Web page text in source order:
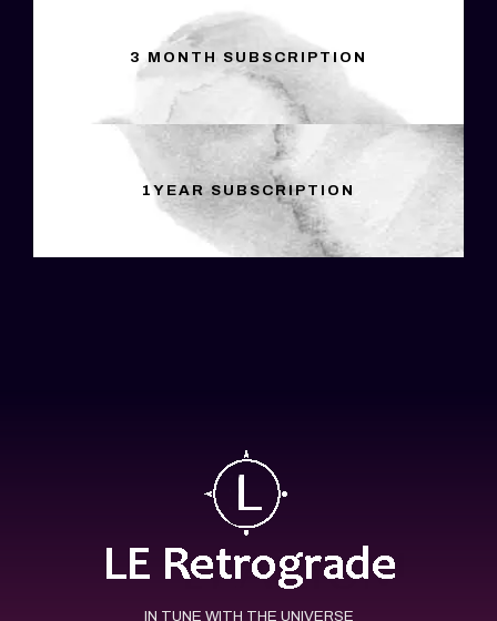
3 MONTH SUBSCRIPTION
1YEAR SUBSCRIPTION
IN TUNE WITH THE UNIVERSE